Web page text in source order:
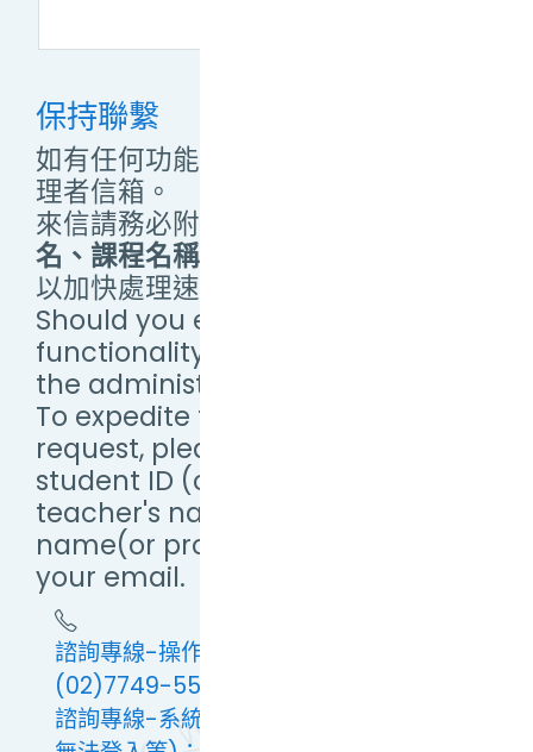
保持聯繫
如有任何功能操作問題，敬請來信管
理者信箱。
來信請務必附上
名、課程名稱（或提供畫面截圖）
以加快處理速度。
Should you encounter any
functionality issues, please email
the administrator.
To expedite the processing of your
request, please include your
student ID (or Username),
teacher's name, and course
name(or provide a screenshot) in
your email.
諮詢專線-操作問題：(02)7749-5673 或
(02)7749-5579
諮詢專線-系統問題(例：連線緩慢及異常、